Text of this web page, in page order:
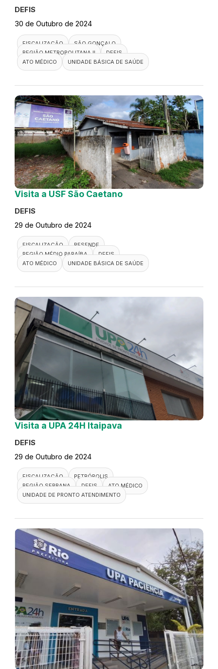
DEFIS
30 de Outubro de 2024
FISCALIZAÇÃO
SÃO GONÇALO
REGIÃO METROPOLITANA II
DEFIS
ATO MÉDICO
UNIDADE BÁSICA DE SAÚDE
Visita a USF São Caetano
DEFIS
29 de Outubro de 2024
FISCALIZAÇÃO
RESENDE
REGIÃO MÉDIO PARAÍBA
DEFIS
ATO MÉDICO
UNIDADE BÁSICA DE SAÚDE
Visita a UPA 24H Itaipava
DEFIS
29 de Outubro de 2024
FISCALIZAÇÃO
PETRÓPOLIS
REGIÃO SERRANA
DEFIS
ATO MÉDICO
UNIDADE DE PRONTO ATENDIMENTO